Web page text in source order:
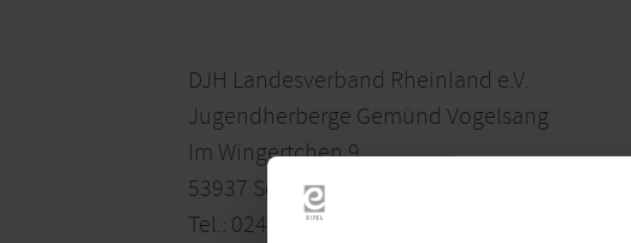
DJH Landesverband Rheinland e.V.
Jugendherberge Gemünd Vogelsang
Im Wingertchen 9
53937 Schleiden-Gemünd
Tel.: 02444-914920